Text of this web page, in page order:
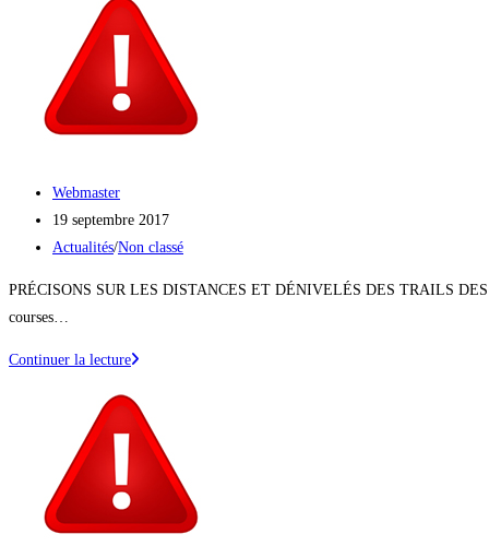
2017
TOUTES
LES
INFOS
Auteur/autrice
de
la
Webmaster
Publication
publiée :
19 septembre 2017
Post
Actualités/Non classé
PRÉCISONS SUR LES DISTANCES ET DÉNIVELÉS DES TRAILS DES
courses…
Continuer la lecturePRÉCISONS
:
DISTANCES
DÉNIVELÉS